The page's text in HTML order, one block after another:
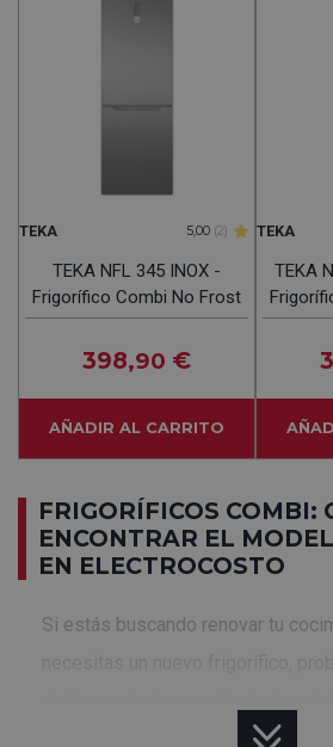
TEKA 5,00 (2)
TEKA NFL 345 INOX -
Frigorífico Combi No Frost
398,90 €
AÑADIR AL CARRITO
TEKA
TEKA NFL 342 C Blanco -
FRIGORÍFICOS COMBI:
ENCONTRAR EL
EN ELECTROCOSTO
Si estás buscando renovar tu
resultar abrumador. Los